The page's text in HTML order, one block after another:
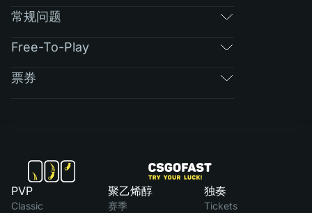
常规问题
Free-To-Play
票券
PVP
Classic
聚乙烯醇
赛季
独奏
Tickets